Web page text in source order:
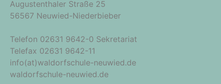
Augustenthaler Straße 25
56567 Neuwied-Niederbieber
Telefon 02631 9642-0 Sekretariat
Telefax 02631 9642-11
info(at)waldorfschule-neuwied.de
waldorfschule-neuwied.de